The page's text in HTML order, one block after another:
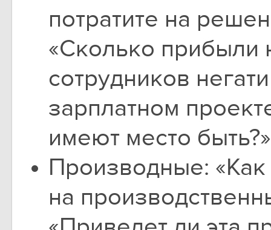
потратите на
«Сколько прибыли
сотрудников
зарплатном
имеют место быть?»
Производные:
на